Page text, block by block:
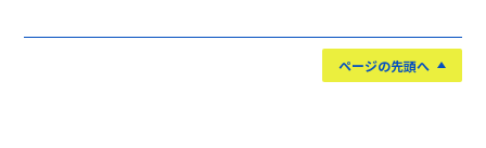
ページの先頭へ